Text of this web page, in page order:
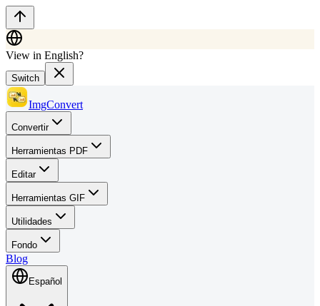
View in English?
Switch
ImgConvert
Convertir
Herramientas PDF
Editar
Herramientas GIF
Utilidades
Fondo
Blog
Español